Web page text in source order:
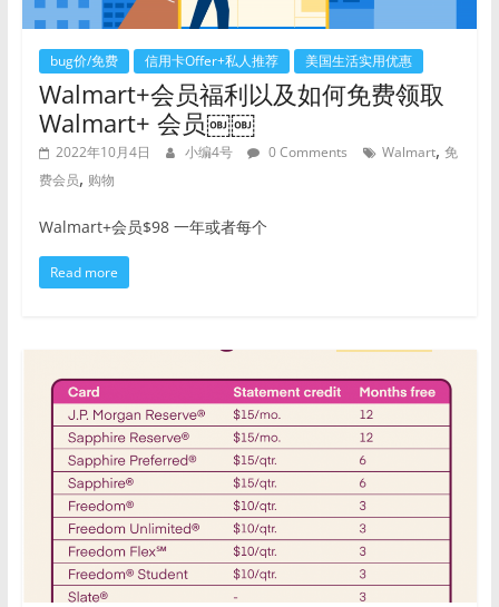
bug价/免费 信用卡Offer+私人推荐 美国生活实用优惠
Walmart+会员福利以及如何免费领取
Walmart+ 会员￼￼
2022年10月4日 小编4号 0 Comments Walmart, 免
费会员, 购物
Walmart+会员$98 一年或者每个
Read more